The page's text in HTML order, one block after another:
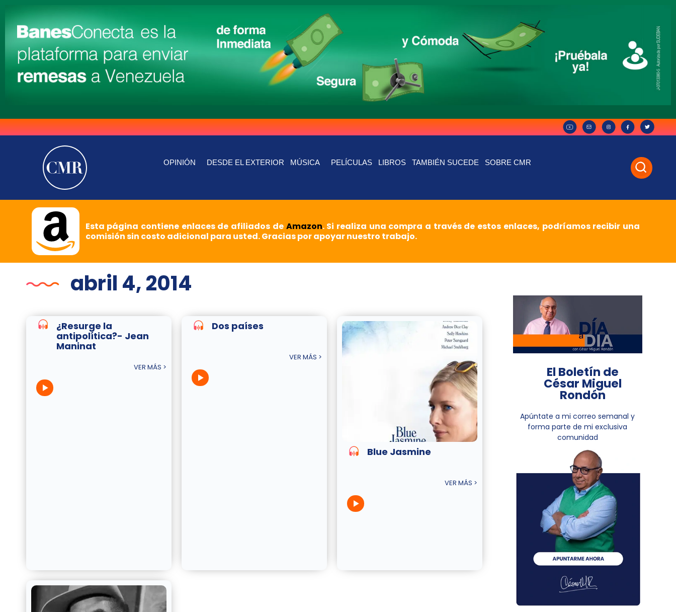
OPINIÓN DESDE EL EXTERIOR MÚSICA PELÍCULAS LIBROS TAMBIÉN SUCEDE SOBRE CMR
Esta página contiene enlaces de afiliados de Amazon. Si realiza una compra a través de estos enlaces, podríamos recibir una
comisión sin costo adicional para usted. Gracias por apoyar nuestro trabajo.
abril 4, 2014
¿Resurge la
antipolítica?- Jean
Maninat
VER MÁS >
Dos países
VER MÁS >
Blue Jasmine
VER MÁS >
El Boletín de
César Miguel
Rondón
Apúntate a mi correo semanal y
forma parte de mi exclusiva
comunidad